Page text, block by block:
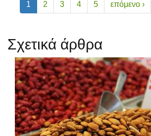
1 2 3 4 5 επόμενο ›
Σχετικά άρθρα